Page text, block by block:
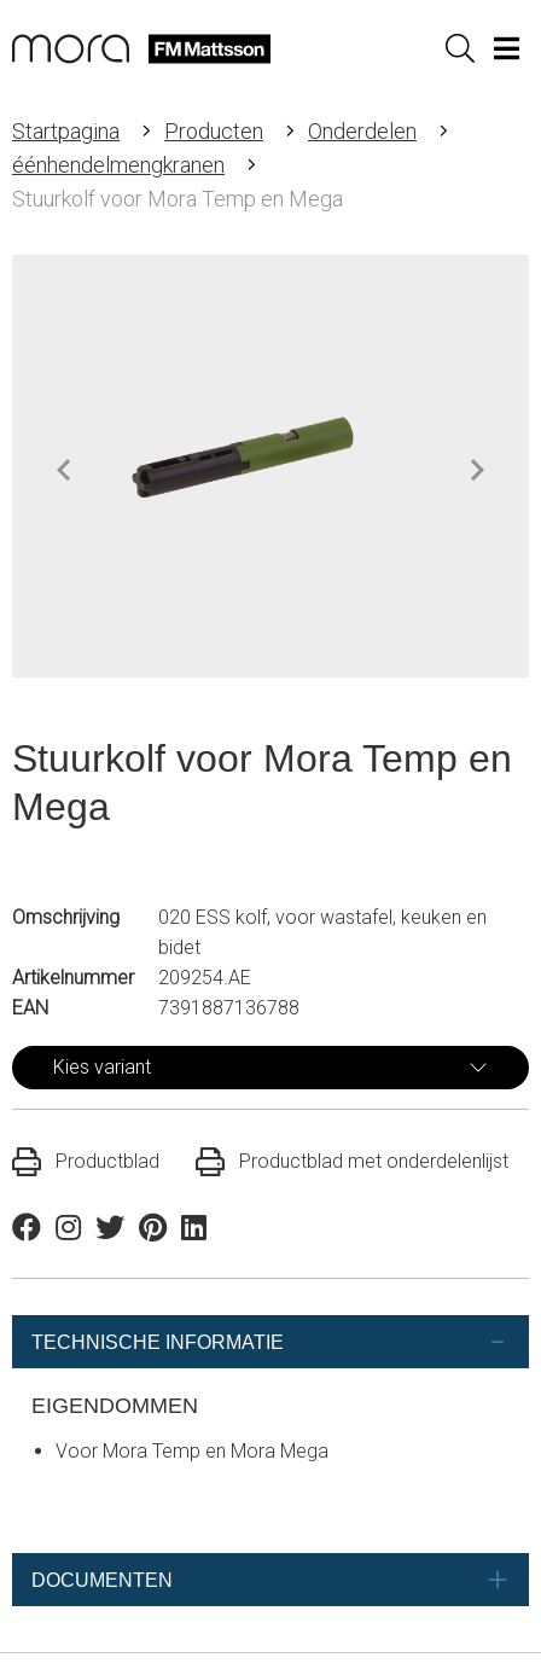
Sök
Startpagina Producten
Onderdelen
éénhendelmengkranen
Stuurkolf voor Mora Temp en Mega
Stuurkolf voor Mora Temp en
Mega
Omschrijving
020 ESS kolf, voor wastafel, keuken en
bidet
Artikelnummer
209254.AE
EAN
7391887136788
Kies variant
Productblad Productblad met onderdelenlijst
FacebookInstagram
TwitterPinterestLinkedin
TECHNISCHE INFORMATIE
EIGENDOMMEN
Voor Mora Temp en Mora Mega
DOCUMENTEN